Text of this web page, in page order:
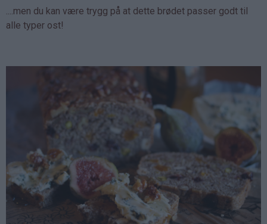
....men du kan være trygg på at dette brødet passer godt til
alle typer ost!